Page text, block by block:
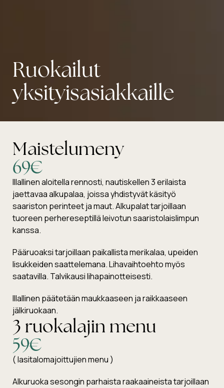
Ruokailut
yksityisasiakkaille
Maistelumeny
69€
Illallinen aloitella rennosti, nautiskellen 3 erilaista
jaettavaa alkupalaa, joissa yhdistyvät käsityö
saariston perinteet ja maut. Alkupalat tarjoillaan
tuoreen perhereseptillä leivotun saaristolaislimpun
kanssa.
Pääruoaksi tarjoillaan paikallista merikalaa, upeiden
lisukkeiden saattelemana. Lihavaihtoehto myös
saatavilla. Talvikausi lihapainotteisesti.
Illallinen päätetään maukkaaseen ja raikkaaseen
jälkiruokaan.
3 ruokalajin menu
59€
( lasitalomajoittujien menu )
Alkuruoka sesongin parhaista raakaaineista tarjoillaan